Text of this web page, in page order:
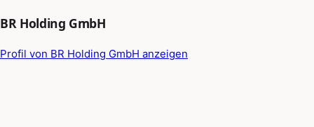
BR Holding GmbH
Profil von BR Holding GmbH anzeigen